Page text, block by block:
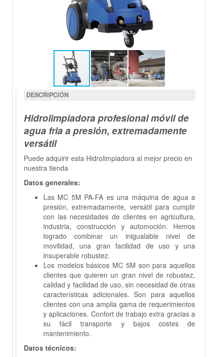
DESCRIPCIÓN
Hidrolimpiadora profesional móvil de
agua fria a presión, extremadamente
versátil
Puede adquirir esta Hidrolimpiadora al mejor precio en
nuestra tienda
Datos generales:
Las MC 5M PA-FA es una máquina de agua a
presión, extremadamente, versátil para cumplir
con las necesidades de clientes en agricultura,
industria, construcción y automoción. Hemos
logrado combinar un inigualable nivel de
movilidad, una gran facilidad de uso y una
insuperable robustez.
Los modelos básicos MC 5M son para aquellos
clientes que quieren un gran nivel de robustez,
calidad y facilidad de uso, sin necesidad de otras
características adicionales. Son para aquellos
clientes con una amplia gama de requerimientos
y aplicaciones. Confort de trabajo extra gracias a
su fácil transporte y bajos costes de
mantenimiento.
Datos técnicos: